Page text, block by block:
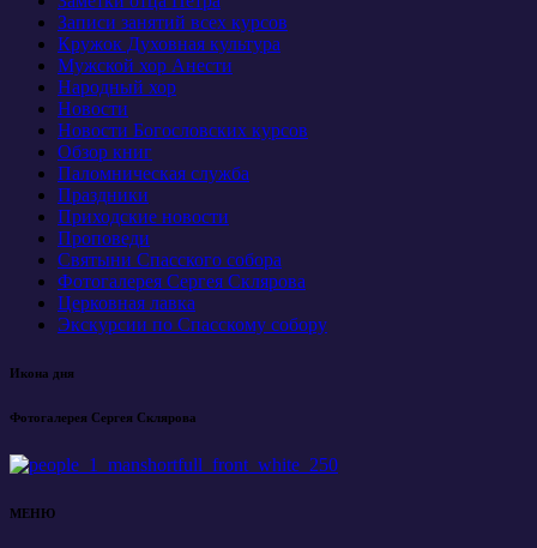
Записи занятий всех курсов
Кружок Духовная культура
Мужской хор Анести
Народный хор
Новости
Новости Богословских курсов
Обзор книг
Паломническая служба
Праздники
Приходские новости
Проповеди
Святыни Спасского собора
Фотогалерея Сергея Склярова
Церковная лавка
Экскурсии по Спасскому собору
Икона дня
Фотогалерея Сергея Склярова
МЕНЮ